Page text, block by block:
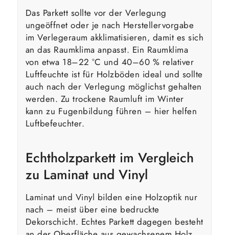
Das Parkett sollte vor der Verlegung
ungeöffnet oder je nach Herstellervorgabe
im Verlegeraum akklimatisieren, damit es sich
an das Raumklima anpasst. Ein Raumklima
von etwa 18–22 °C und 40–60 % relativer
Luftfeuchte ist für Holzböden ideal und sollte
auch nach der Verlegung möglichst gehalten
werden. Zu trockene Raumluft im Winter
kann zu Fugenbildung führen – hier helfen
Luftbefeuchter.
Echtholzparkett im Vergleich
zu Laminat und Vinyl
Laminat und Vinyl bilden eine Holzoptik nur
nach – meist über eine bedruckte
Dekorschicht. Echtes Parkett dagegen besteht